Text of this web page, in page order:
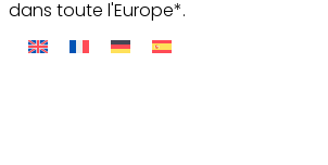
dans toute l'Europe*.